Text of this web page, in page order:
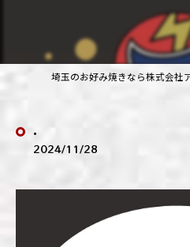
埼玉のお好み焼きなら株式会社
.
2024/11/28